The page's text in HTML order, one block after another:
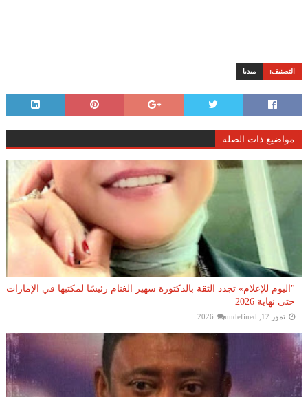
التصنيف: ميديا
مواضيع ذات الصلة
"اليوم للإعلام» تجدد الثقة بالدكتورة سهير الغنام رئيسًا لمكتبها في الإمارات
حتى نهاية 2026
تموز 12, 2026 undefined